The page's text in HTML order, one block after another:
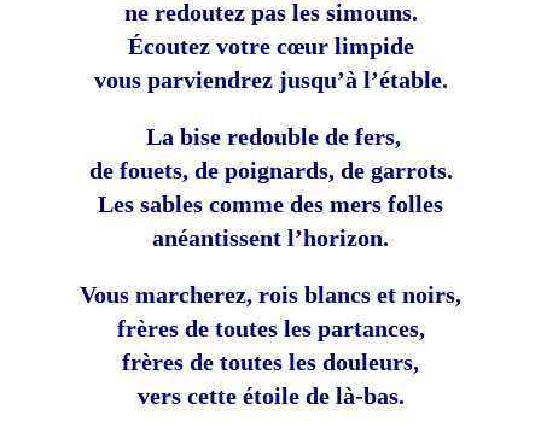
ne redoutez pas les simouns.
Écoutez votre cœur limpide
vous parviendrez jusqu’à l’étable.
La bise redouble de fers,
de fouets, de poignards, de garrots.
Les sables comme des mers folles
anéantissent l’horizon.
Vous marcherez, rois blancs et noirs,
frères de toutes les partances,
frères de toutes les douleurs,
vers cette étoile de là-bas.